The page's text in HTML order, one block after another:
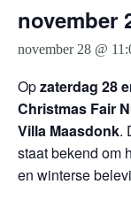
november
november 28 @
Opzaterdag 28
Christmas Fair
Villa Maasdonk.
staat bekend om
en winterse